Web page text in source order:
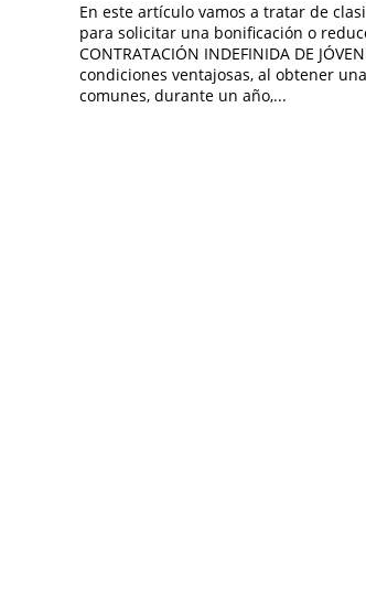
En este artículo vamos a tratar de
para solicitar una bonificación o
CONTRATACIÓN INDEFINIDA DE
condiciones ventajosas, al obtener
comunes, durante un año,...